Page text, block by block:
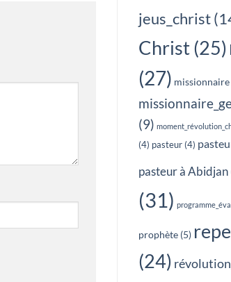
jeus_christ
Christ(25)
(27) missionnaire
(9)
(4) pasteur (4)
pasteur à Abidjan
(31)
prophète (5)
(24)